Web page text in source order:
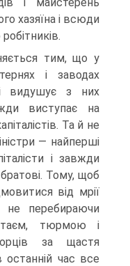
хазяїна і всюди
тим, що у
і заводах
і видушує з них
виступає на
Та й не
— найперші
і завжди
Тому, щоб
від мрії
перебираючи
тюрмою і
за щастя
останній час все